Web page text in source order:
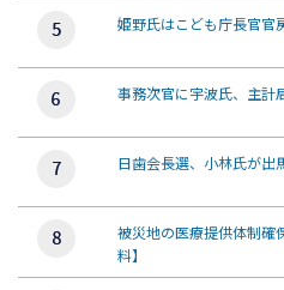
姫野氏はこども庁長官
事務次官に宇波氏、主
日歯会長選、小林氏が
被災地の医療提供体制
料】